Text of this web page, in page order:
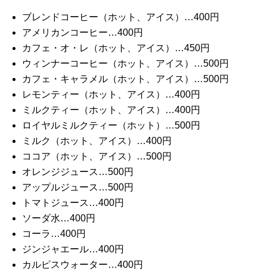
ブレンドコーヒー（ホット、アイス）…400円
アメリカンコーヒー…400円
カフェ・オ・レ（ホット、アイス）…450円
ウィンナーコーヒー（ホット、アイス）…500円
カフェ・キャラメル（ホット、アイス）…500円
レモンティー（ホット、アイス）…400円
ミルクティー（ホット、アイス）…400円
ロイヤルミルクティー（ホット）…500円
ミルク（ホット、アイス）…400円
ココア（ホット、アイス）…500円
オレンジジュース…500円
アップルジュース…500円
トマトジュース…400円
ソーダ水…400円
コーラ…400円
ジンジャエール…400円
カルピスウォーター…400円